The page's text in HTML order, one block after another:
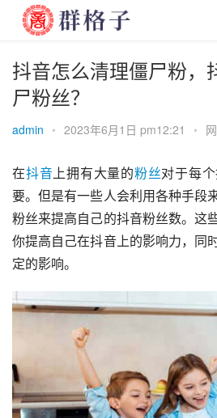
抖音怎么清理僵尸粉，
尸粉丝？
admin • 2023年6月1日 pm12:21 •
在抖音上拥有大量的粉丝对于每
要。但是有一些人会利用各种手段
粉丝来提高自己的抖音粉丝数。这
你提高自己在抖音上的影响力，同
定的影响。